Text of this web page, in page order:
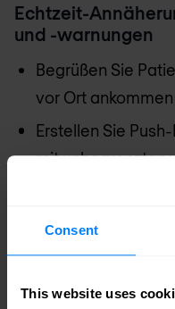
Consent
This website uses
Echtzeit-
und -warnungen
Begrüßen Sie
vor Ort ankommen
Erstellen Sie
mit unbegrenzten
Übermitteln Sie
100%